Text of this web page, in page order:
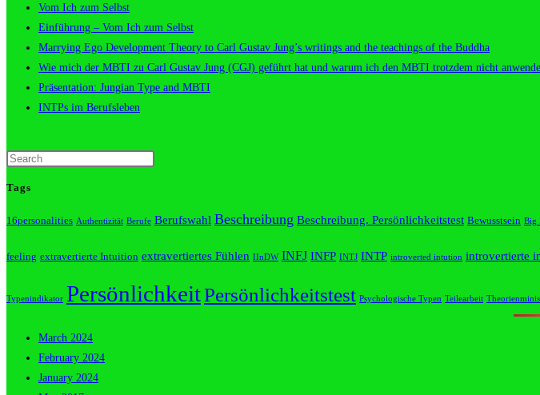
Vom Ich zum Selbst
Einführung – Vom Ich zum Selbst
Marrying Ego Development Theory to Carl Gustav Jung’s writings and the teachings of the Buddha
Wie mich der MBTI zu Carl Gustav Jung (CGJ) geführt hat und warum ich den MBTI trotzdem nicht anwende
Präsentation: Jungian Type and MBTI
INTPs im Berufsleben
Tags
16personalities Authentizität Berufe Berufswahl Beschreibung Beschreibung. Persönlichkeitstest Bewusstsein Big
feeling extravertierte Intuition extravertiertes Fühlen IInDW INFJ INFP INTJ INTP introverted intution introvertierte
Typenindikator PersönlichkeitPersönlichkeitstest Psychologische Typen Teilearbeit
March 2024
February 2024
January 2024